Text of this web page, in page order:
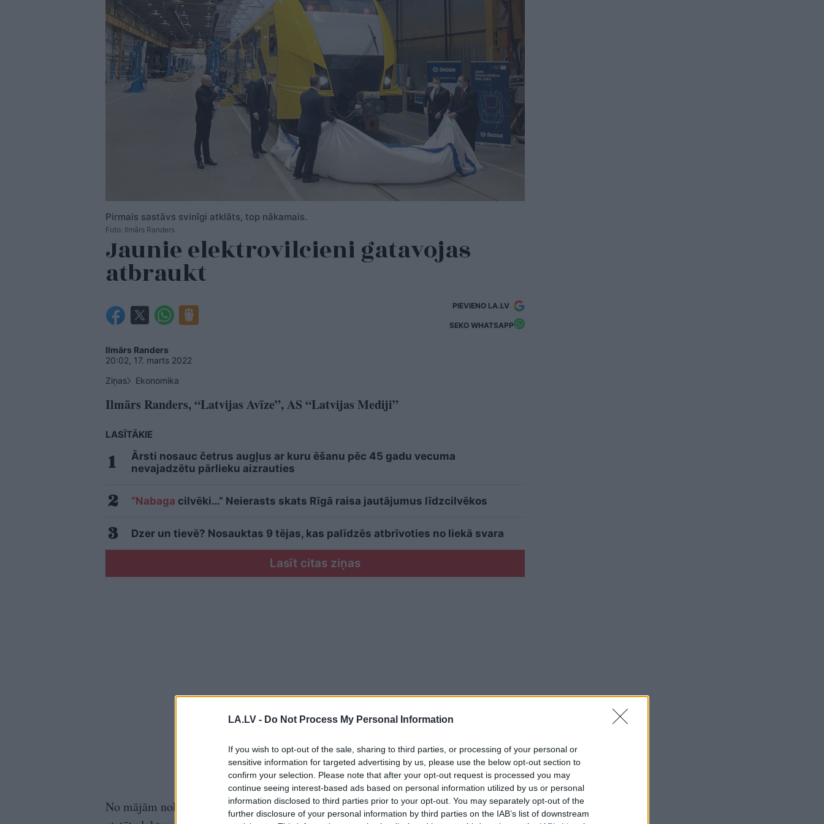
LA.LV - Do Not Process My Personal Information
If you wish to opt-out of the sale, sharing to third parties, or processing of your personal or
sensitive information for targeted advertising by us, please use the below opt-out section to
confirm your selection. Please note that after your opt-out request is processed you may
continue seeing interest-based ads based on personal information utilized by us or personal
information disclosed to third parties prior to your opt-out. You may separately opt-out of the
further disclosure of your personal information by third parties on the IAB’s list of downstream
Pirmais sastāvs svinīgi atklāts, top nākamais.
Foto: Ilmārs Randers
Jaunie elektrovilcieni gatavojas
atbraukt
PIEVIENO LA.LV
SEKO WHATSAPP
Ilmārs Randers
20:02, 17. marts 2022
Ziņas
Ekonomika
Ilmārs Randers, “Latvijas Avīze”, AS “Latvijas Mediji”
LASĪTĀKIE
Ārsti nosauc četrus augļus ar kuru ēšanu pēc 45 gadu vecuma
nevajadzētu pārlieku aizrauties
“Nabaga cilvēki…” Neierasts skats Rīgā raisa jautājumus līdzcilvēkos
Dzer un tievē? Nosauktas 9 tējas, kas palīdzēs atbrīvoties no liekā svara
Lasīt citas ziņas
No mājām nokļūt līdz “Rail Baltica” reģionālajam mobilitātes punktam Iecavā, tur